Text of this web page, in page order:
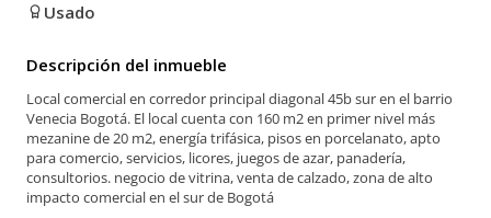
Usado
Descripción del inmueble
Local comercial en corredor principal diagonal 45b sur en el barrio
Venecia Bogotá. El local cuenta con 160 m2 en primer nivel más
mezanine de 20 m2, energía trifásica, pisos en porcelanato, apto
para comercio, servicios, licores, juegos de azar, panadería,
consultorios. negocio de vitrina, venta de calzado, zona de alto
impacto comercial en el sur de Bogotá